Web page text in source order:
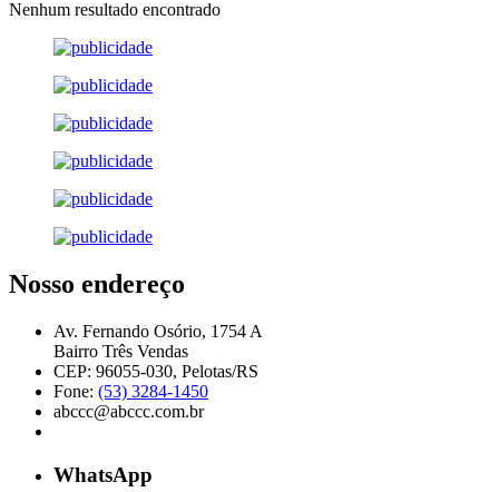
Nenhum resultado encontrado
Nosso endereço
Av. Fernando Osório, 1754 A
Bairro Três Vendas
CEP: 96055-030, Pelotas/RS
Fone: (53) 3284-1450
abccc@abccc.com.br
WhatsApp